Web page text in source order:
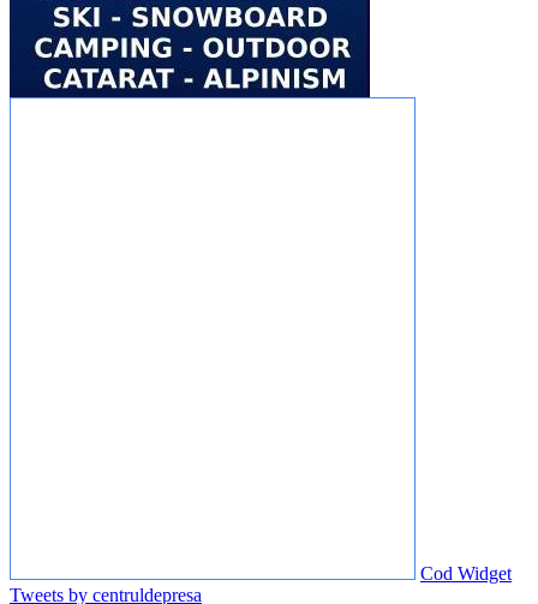
Cod Widget
Tweets by centruldepresa